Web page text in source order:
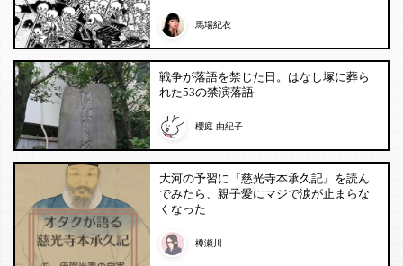
馬場紀衣
戦争が落語を禁じた日。はなし塚に葬ら
れた53の禁演落語
櫻庭 由紀子
大河の予習に『慈光寺本承久記』を読ん
でみたら、親子愛にマジで涙が止まらな
くなった
樽瀬川